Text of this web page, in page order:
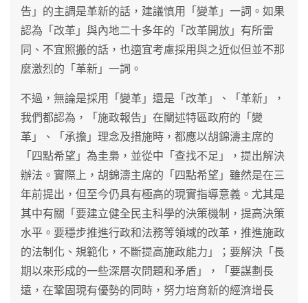
告」的主調是革新的話，建議慎用「變革」一詞。如果
認為「改革」與內地二十多年的「改革開放」有所雷
同、不宜照搬的話，也適宜考慮採用與之近似但並不那
麼激烈的「革新」一詞。
不過，無論是採用「變革」還是「改革」、「革新」，
我們都認為，「施政報告」在闡述特區政府的「變
革」、「承擔」理念及措施時，都應以胡錦濤主席的
「四點希望」為圭梟，並從中「查找不足」，提出解決
辦法。實際上，胡錦濤主席的「四點希望」雖然是在三
年前提出，但至今仍具有極高的現實指導意義。尤其是
其中有關「要建立健全民主科學的決策機制，提高決策
水平。要穩步推進行政和法務等領域的改革，推進施政
的法制化、規範化，不斷提高施政能力」；要解決「長
期以來形成的一些深層次問題和矛盾」，「要謀劃長
遠，在鞏固現有優勢的同時，努力培育新的經濟增長